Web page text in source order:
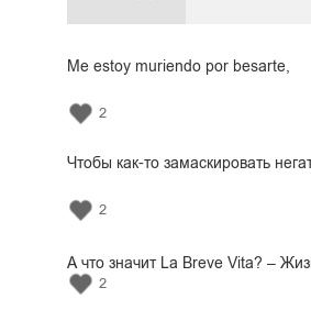
Me estoy muriendo por besarte,
2
Чтобы как-то замаскировать
2
А что значит La Breve Vita? –
2